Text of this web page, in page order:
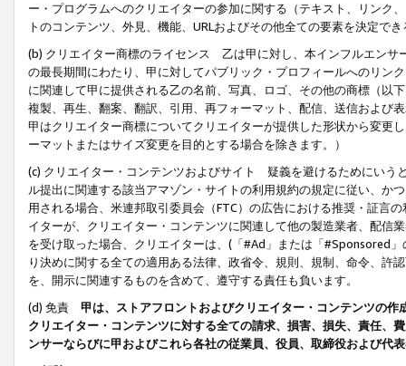
ー・プログラムへのクリエイターの参加に関する（テキスト、リンク
トのコンテンツ、外見、機能、URLおよびその他全ての要素を決定で
(b) クリエイター商標のライセンス 乙は甲に対し、本インフルエンサ
の最長期間にわたり、甲に対してパブリック・プロフィールへのリン
に関連して甲に提供される乙の名前、写真、ロゴ、その他の商標（以
複製、再生、翻案、翻訳、引用、再フォーマット、配信、送信および
甲はクリエイター商標についてクリエイターが提供した形状から変更
ーマットまたはサイズ変更を目的とする場合を除きます。）
(c) クリエイター・コンテンツおよびサイト 疑義を避けるためにいう
ル提出に関連する該当アマゾン・サイトの利用規約の規定に従い、か
用される場合、米連邦取引委員会（FTC）の広告における推奨・証言
イターが、クリエイター・コンテンツに関連して他の製造業者、配信
を受け取った場合、クリエイターは、(「#Ad」または「#Sponsored
り決めに関する全ての適用ある法律、政省令、規則、規制、命令、許
を、開示に関連するものを含めて、遵守する責任も負います。
(d) 免責 甲は、ストアフロントおよびクリエイター・コンテンツの
クリエイター・コンテンツに対する全ての請求、損害、損失、責任、
ンサーならびに甲およびこれら各社の従業員、役員、取締役および代